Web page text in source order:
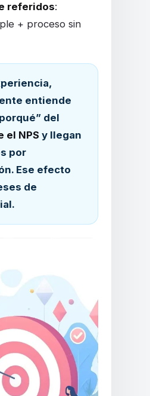
referidos:
+ proceso sin
entiende
del
el NPS y llegan
por
Ese efecto
de